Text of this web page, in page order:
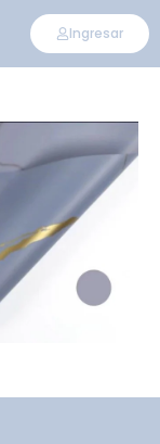
Ingresar